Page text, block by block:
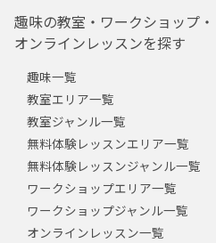
趣味の教室・ワークショップ・
オンラインレッスンを探す
趣味一覧
教室エリア一覧
教室ジャンル一覧
無料体験レッスンエリア一覧
無料体験レッスンジャンル一覧
ワークショップエリア一覧
ワークショップジャンル一覧
オンラインレッスン一覧